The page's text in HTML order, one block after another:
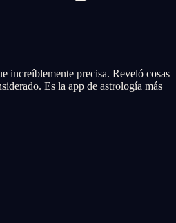
increíblemente precisa. Reveló cosas
Es la app de astrología más